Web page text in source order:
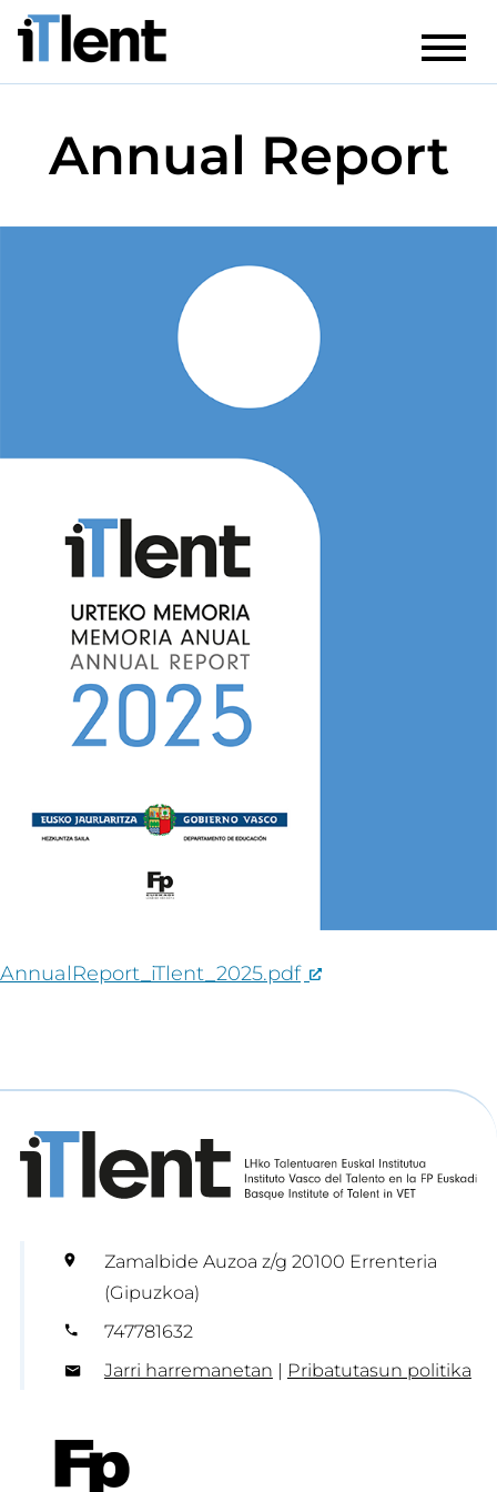
Annual Report
AnnualReport_iTlent_2025.pdf
Zamalbide Auzoa z/g 20100 Errenteria
(Gipuzkoa)
747781632
Jarri harremanetan | Pribatutasun politika